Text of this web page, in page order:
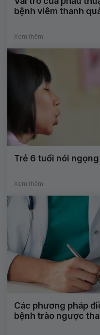
bệnh viêm thanh
Xem thêm
Trẻ 6 tuổi nói
Xem thêm
Các phương pháp
bệnh trào ngược